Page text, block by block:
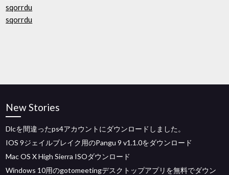
sqorrdu
sqorrdu
New Stories
Dlcを間違ったps4アカウントにダウンロードしました。
IOS 9ジェイルブレイク用のPangu 9 v1.1.0をダウンロード
Mac OS X High Sierra ISOダウンロード
Windows 10用のgotomeetingデスクトップアプリを無料でダウン